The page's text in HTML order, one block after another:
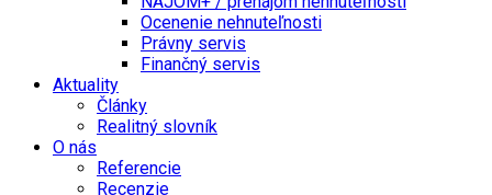
Ocenenie nehnuteľnosti
Právny servis
Finančný servis
Aktuality
Články
Realitný slovník
O nás
Referencie
Recenzie